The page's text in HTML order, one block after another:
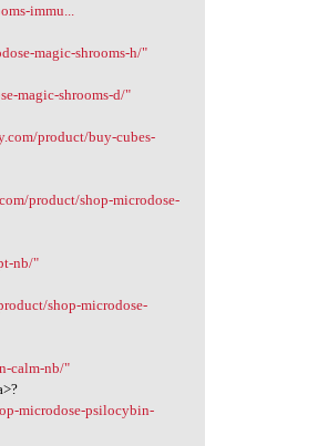
immu...
magic-shrooms-h/"
magic-shrooms-d/"
product/buy-cubes-
product/shop-microdose-
nb/"
shop-microdose-
calm-nb/"
microdose-psilocybin-